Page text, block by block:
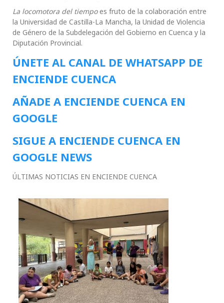
La locomotora del tiempoes fruto de la colaboración entre
la Universidad de Castilla-La Mancha, la Unidad de Violencia
de Género de la Subdelegación del Gobierno en Cuenca y la
Diputación Provincial.
ÚNETE AL CANAL DE WHATSAPP DE
ENCIENDE CUENCA
AÑADE A ENCIENDE CUENCA EN
GOOGLE
SIGUE A ENCIENDE CUENCA EN
GOOGLE NEWS
ÚLTIMAS NOTICIAS EN ENCIENDE CUENCA